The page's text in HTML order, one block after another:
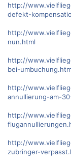
http://
defekt-
http://
nun.html
http://
bei-
http://
annullierung-am-
http://
http://
zubringer-